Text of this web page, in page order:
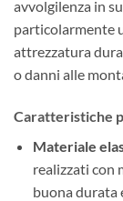
avvolgilenza in
particolarmente
attrezzatura
o danni alle
Caratteristiche
Materiale
realizzati con
buona durata